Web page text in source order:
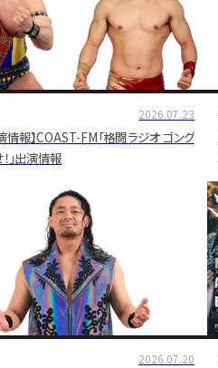
2026.07.23
情報】COAST-FM「格闘ラジオ ゴング
」出演情報
2026.07.20